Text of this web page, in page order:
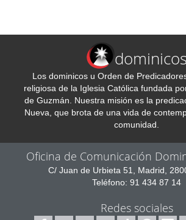
dominicos
Los dominicos u Orden de
religiosa de la Iglesia Católica fundada
de Guzmán. Nuestra misión es la
Nueva, que brota de una vida de
comunidad.
Oficina de Comunicación
C/ Juan de Urbieta 51, Madrid,
Teléfono: 91 434 87 14
Redes sociales